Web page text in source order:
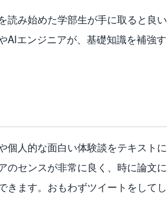
読み始めた学部生が手に取ると良い
AIエンジニアが、基礎知識を補強す
個人的な面白い体験談をテキストに
のセンスが非常に良く、時に論文に
きます。おもわずツイートをしてし